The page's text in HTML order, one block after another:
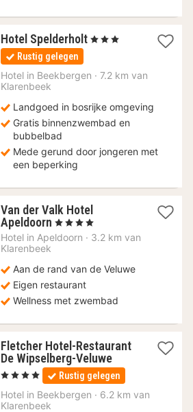
Hotel Spelderholt 1
190
, 3 Sterren
Rustig gelegen
Hotel in Beekbergen · 7.2 km van
Klarenbeek
Landgoed in bosrijke omgeving
Gratis binnenzwembad en
bubbelbad
Mede gerund door jongeren met
een beperking
Van der Valk Hotel
Apeldoorn 1
nacht
€
, 4 Sterren
Hotel in Apeldoorn · 3.2 km van
Klarenbeek
Aan de rand van de Veluwe
Eigen restaurant
Wellness met zwembad
Fletcher Hotel-Restaurant
De Wipselberg-Veluwe1
nacht
vanaf
64
, 4 Sterren Rustig gelegen
Hotel in Beekbergen · 6.2 km van
Klarenbeek